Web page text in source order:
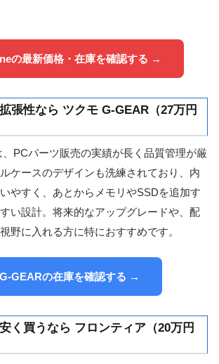
の最新価格・在庫を確認する →
張性なら ツクモ G-GEAR（27万円
、PCパーツ販売の実績が長く品質管理が厳
ケースのデザインも洗練されており、内
やすく、あとからメモリやSSDを追加す
い設計。将来的なアップグレードや、配
野に入れる方に特におすすめです。
GEARの在庫を確認する →
く買うなら フロンティア（20万円